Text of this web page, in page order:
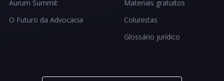
Aurum Summit
O Futuro da Advocacia
Materiais gratuitos
Colunistas
Glossário jurídico